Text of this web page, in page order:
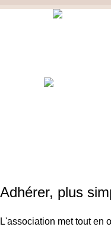
Adhérer, plus
L'association met tout en